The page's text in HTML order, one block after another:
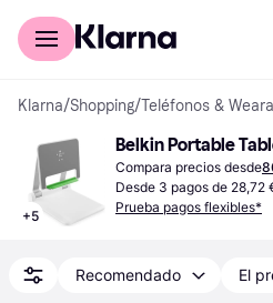
Comprar con Klarna
Klarna/Shopping/Teléfonos &
+5
Belkin Portable
Compara precios desde
Desde 3 pagos de 28,72
Prueba pagos flexibles*
Recomendado El